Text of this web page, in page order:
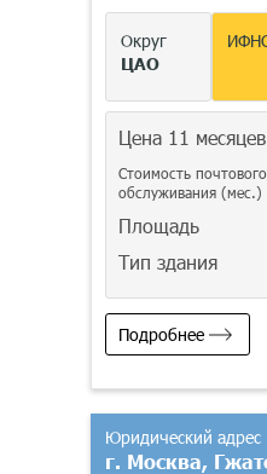
Округ
ЦАО
Цена 11 месяцев
Стоимость почтового
обслуживания (мес.)
Площадь
Тип здания
Подробнее
Юридический адрес
г. Москва,